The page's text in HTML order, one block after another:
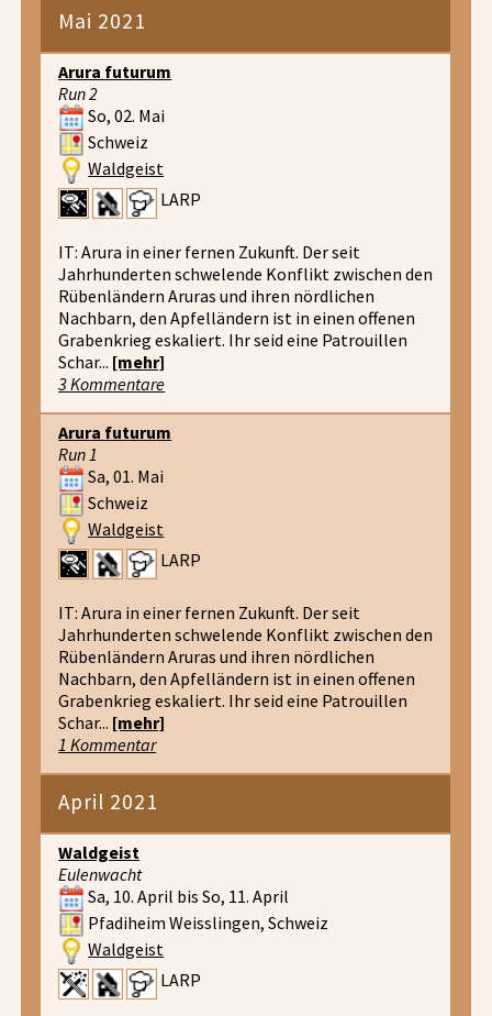
Mai 2021
Arura futurum
Run 2
So, 02. Mai
Schweiz
Waldgeist
LARP
IT: Arura in einer fernen Zukunft. Der seit
Jahrhunderten schwelende Konflikt zwischen den
Rübenländern Aruras und ihren nördlichen
Nachbarn, den Apfelländern ist in einen offenen
Grabenkrieg eskaliert. Ihr seid eine Patrouillen
Schar... [mehr]
3 Kommentare
Arura futurum
Run 1
Sa, 01. Mai
Schweiz
Waldgeist
LARP
IT: Arura in einer fernen Zukunft. Der seit
Jahrhunderten schwelende Konflikt zwischen den
Rübenländern Aruras und ihren nördlichen
Nachbarn, den Apfelländern ist in einen offenen
Grabenkrieg eskaliert. Ihr seid eine Patrouillen
Schar... [mehr]
1 Kommentar
April 2021
Waldgeist
Eulenwacht
Sa, 10. April bis So, 11. April
Pfadiheim Weisslingen, Schweiz
Waldgeist
LARP